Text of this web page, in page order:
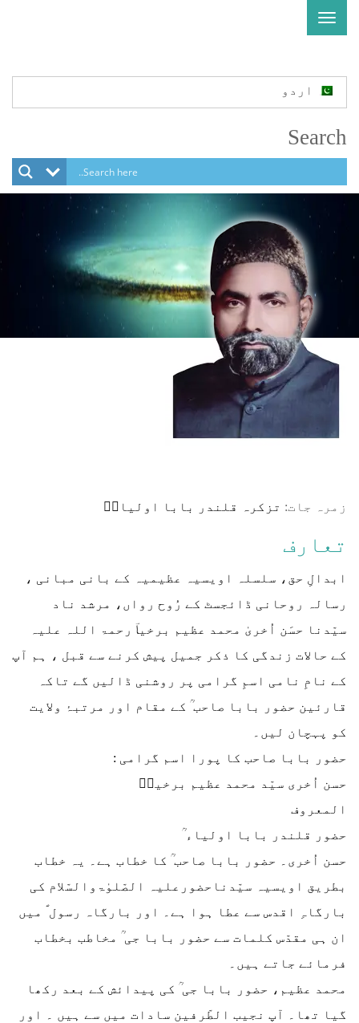
Toggle
navigation
اردو
Search
زمرہ جات: تزکرہ قلندر بابا اولیاءؒ
تعارف
ابدالِ حق، سلسلہ اویسیہ عظیمیہ کے بانی مبانی ،
رسالہ روحانی ڈائجسٹ کے رُوح رواں، مرشد ناد
سیّدنا حسَن اُخریٰ محمد عظیم برخیاؔ رحمۃ اللہ علیہ
کے حالات زندگی کا ذکر جمیل پیش کرنے سے قبل ، ہم آپ
کے نامِ نامی اسمِ گرامی پر روشنی ڈالیں گے تاکہ
قارئین حضور بابا صاحب ؒ کے مقام اور مرتبۂ ولایت
کو پہچان لیں۔
حضور بابا صاحب کا پورا اسم گرامی :
حسن اُخری سیّد محمد عظیم برخیاؔ
المعروف
حضور قلندر بابا اولیاء ؒ
حسن اُخری۔ حضور بابا صاحب ؒ کا خطاب ہے۔ یہ خطاب
بطریق اویسیہ سیّدناحضورعلیہ الصّلوٰۃوالسّلام کی
بارگاہِ اقدس سے عطا ہوا ہے۔ اور بارگاہ رسول ؐ میں
ان ہی مقدّس کلمات سے حضور بابا جی ؒ مخاطب بخطاب
فرمائے جاتے ہیں۔
محمد عظیم، حضور بابا جی ؒ کی پیدائش کے بعد رکھا
گیا تھا۔ آپ نجیب الطّرفین سادات میں سے ہیں ۔ اور